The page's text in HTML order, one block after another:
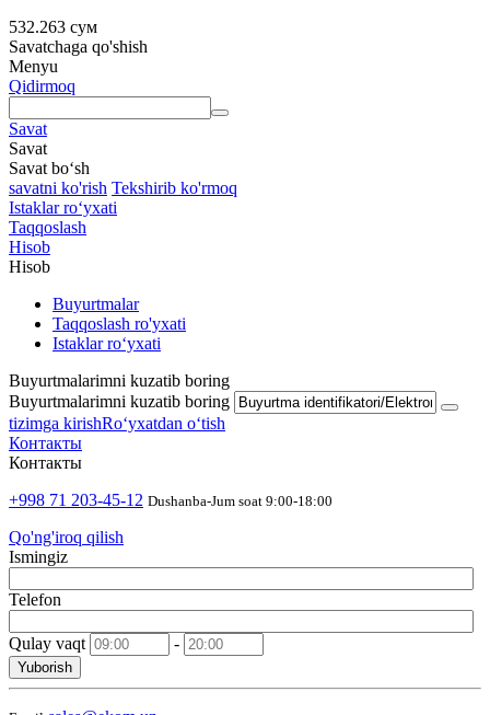
532.263 сум
Savatchaga qo'shish
Menyu
Qidirmoq
Savat
Savat
Savat bo‘sh
savatni ko'rish Tekshirib ko'rmoq
Istaklar roʻyxati
Taqqoslash
Hisob
Hisob
Buyurtmalar
Taqqoslash ro'yxati
Istaklar roʻyxati
Buyurtmalarimni kuzatib boring
Buyurtmalarimni kuzatib boring
tizimga kirishRoʻyxatdan oʻtish
Контакты
Контакты
+998 71 203-45-12 Dushanba-Jum soat 9:00-18:00
Qo'ng'iroq qilish
Ismingiz
Telefon
Qulay vaqt -
Yuborish